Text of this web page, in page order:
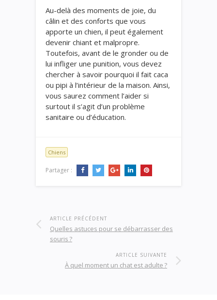
Au-delà des moments de joie, du
câlin et des conforts que vous
apporte un chien, il peut également
devenir chiant et malpropre.
Toutefois, avant de le gronder ou de
lui infliger une punition, vous devez
chercher à savoir pourquoi il fait caca
ou pipi à l’intérieur de la maison. Ainsi,
vous saurez comment l’aider si
surtout il s’agit d’un problème
sanitaire ou d’éducation.
Chiens
Partager :
ARTICLE PRÉCÉDENT
Quelles astuces pour se débarrasser des
souris ?
ARTICLE SUIVANTE
À quel moment un chat est adulte ?